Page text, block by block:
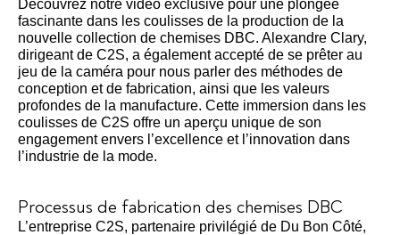
Découvrez notre vidéo exclusive pour une plongée
fascinante dans les coulisses de la production de la
nouvelle collection de chemises DBC. Alexandre Clary,
dirigeant de C2S, a également accepté de se prêter au
jeu de la caméra pour nous parler des méthodes de
conception et de fabrication, ainsi que les valeurs
profondes de la manufacture. Cette immersion dans les
coulisses de C2S offre un aperçu unique de son
engagement envers l’excellence et l’innovation dans
l’industrie de la mode.
Processus de fabrication des chemises DBC
L’entreprise C2S, partenaire privilégié de Du Bon Côté,